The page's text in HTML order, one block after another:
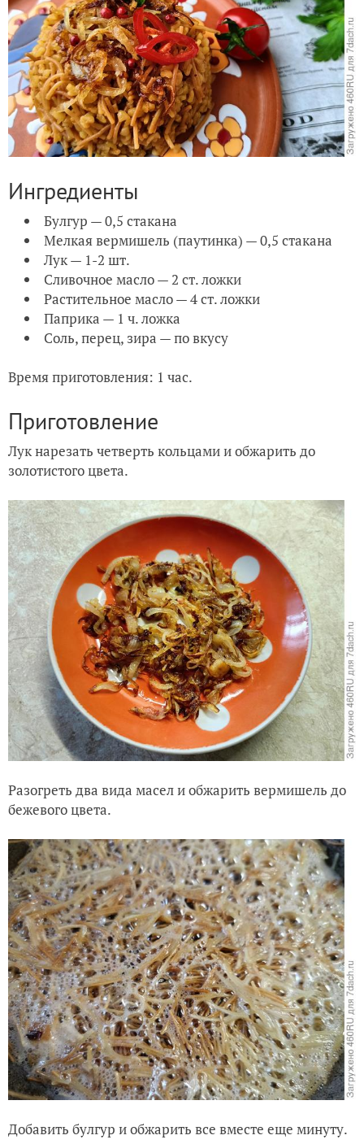
Ингредиенты
Булгур — 0,5 стакана
Мелкая вермишель (паутинка) — 0,5 стакана
Лук — 1-2 шт.
Сливочное масло — 2 ст. ложки
Растительное масло — 4 ст. ложки
Паприка — 1 ч. ложка
Соль, перец, зира — по вкусу
Время приготовления: 1 час.
Приготовление
Лук нарезать четверть кольцами и обжарить до
золотистого цвета.
Разогреть два вида масел и обжарить вермишель до
бежевого цвета.
Добавить булгур и обжарить все вместе еще минуту.